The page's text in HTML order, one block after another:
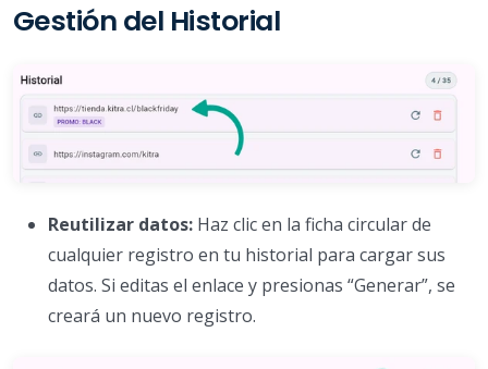
Gestión del Historial
Reutilizar datos: Haz clic en la ficha circular de
cualquier registro en tu historial para cargar sus
datos. Si editas el enlace y presionas “Generar”, se
creará un nuevo registro.